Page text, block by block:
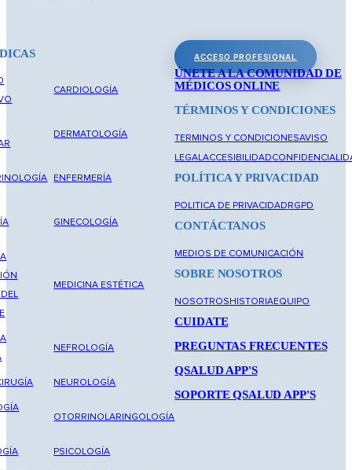
CARDIOLOGÍA
DERMATOLOGÍA
ENFERMERÍA
GINECOLOGÍA
MEDICINA ESTÉTICA
NEFROLOGÍA
NEUROLOGÍA
OTORRINOLARINGOLOGÍA
PSICOLOGÍA
ACCESO PROFESIONAL
ÚNETE A LA COMUNIDAD DE
MÉDICOS ONLINE
TÉRMINOS Y CONDICIONES
TERMINOS Y CONDICIONESAVISO
LEGALACCESIBILIDAD
POLÍTICA Y PRIVACIDAD
POLITICA DE PRIVACIDADRGPD
CONTÁCTANOS
MEDIOS DE COMUNICACIÓN
SOBRE NOSOTROS
NOSOTROSHISTORIAEQUIPO
CUIDATE
PREGUNTAS FRECUENTES
QSALUD APP'S
SOPORTE QSALUD APP'S